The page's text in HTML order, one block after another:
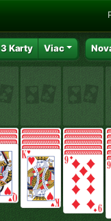
3 Karty Viac